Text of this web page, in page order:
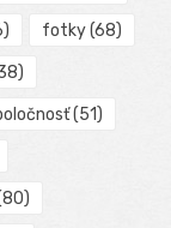
fotky(68)
(51)